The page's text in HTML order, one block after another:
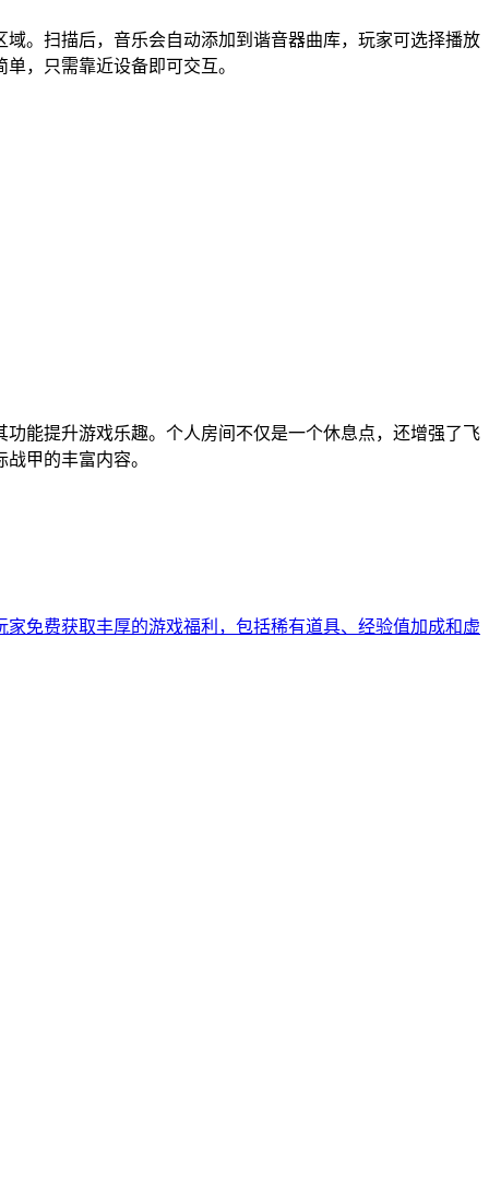
。扫描后，音乐会自动添加到谐音器曲库，玩家可选择播放
，只需靠近设备即可交互。
能提升游戏乐趣。个人房间不仅是一个休息点，还增强了飞
甲的丰富内容。
免费获取丰厚的游戏福利，包括稀有道具、经验值加成和虚